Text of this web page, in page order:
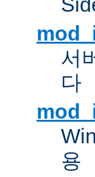
서
다
용